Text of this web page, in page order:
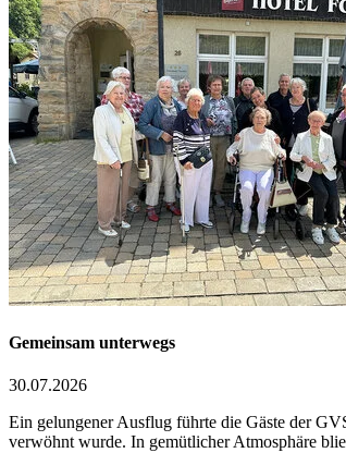
Gemeinsam unterwegs
30.07.2026
Ein gelungener Ausflug führte die Gäste der
verwöhnt wurde. In gemütlicher Atmosphäre